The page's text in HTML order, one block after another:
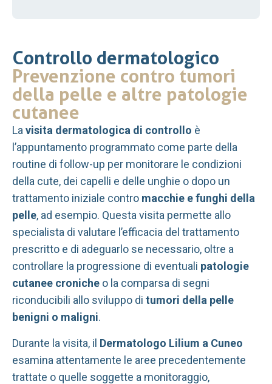
Controllo dermatologico
Prevenzione contro tumori
della pelle e altre patologie
cutanee
Lavisita dermatologica di controllo è
l’appuntamento programmato come parte della
routine di follow-up per monitorare le condizioni
della cute, dei capelli e delle unghie o dopo un
trattamento iniziale contro macchie e funghi della
pelle, ad esempio. Questa visita permette allo
specialista di valutare l’efficacia del trattamento
prescritto e di adeguarlo se necessario, oltre a
controllare la progressione di eventuali patologie
cutanee croniche o la comparsa di segni
riconducibili allo sviluppo di tumori della pelle
benigni o maligni.
Durante la visita, il Dermatologo Lilium a Cuneo
esamina attentamente le aree precedentemente
trattate o quelle soggette a monitoraggio,